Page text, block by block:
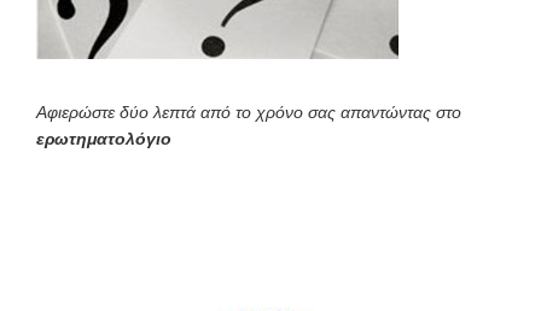
Αφιερώστε δύο λεπτά από το χρόνο σας απαντώντας στο
ερωτηματολόγιο